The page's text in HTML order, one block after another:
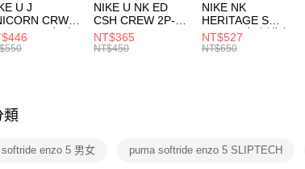
U J
CRW
-160 男女 中
FZ3393100
NIKE U NK ED
CSH CREW 2P-
144 EMBRDY 男
女 短統襪
NT$365
NT$450
NIKE NK
HERITAGE S
SMIT 男女 側背包
BA5871010
NT$527
NT$650
類
enzo 5 男女 puma softride enzo 5 SLIPTECH